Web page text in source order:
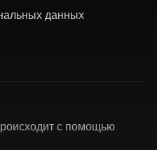
данных
с помощью